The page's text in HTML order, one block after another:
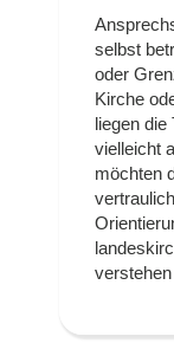
selbst
oder
Kirche
liegen die
vielleicht
möchten